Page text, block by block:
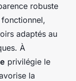
robuste
adaptés au
À
privilégie le
la